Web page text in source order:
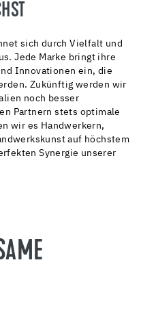
sich durch Vielfalt und
Jede Marke bringt ihre
Innovationen ein, die
Zukünftig werden wir
noch besser
Partnern stets optimale
wir es Handwerkern,
auf höchstem
Synergie unserer